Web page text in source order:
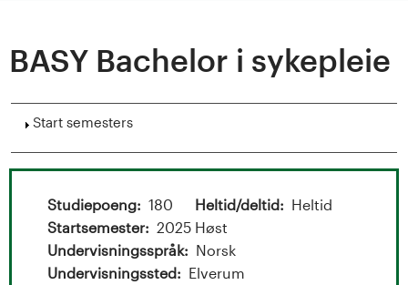
d
k
BASY Bachelor i sykepleie
Show
Start semesters
Studiepoeng 180 Heltid/deltid
Heltid
Startsemester
2025 Høst
Undervisningsspråk
Norsk
Undervisningssted
Elverum